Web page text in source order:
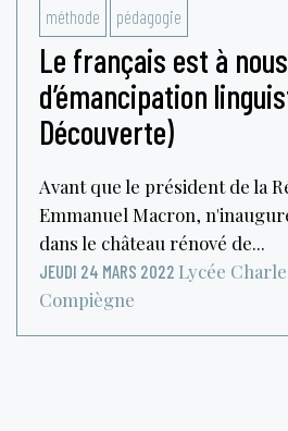
méthode pédagogie
Le français est à
d’émancipation
Découverte)
Avant que le président de la
Emmanuel Macron,
dans le château rénové de...
JEUDI 24 MARS 2022 Lycée
Compiègne